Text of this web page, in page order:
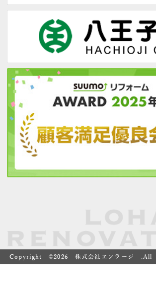
Copyright ©2026 株式会社エンラージ